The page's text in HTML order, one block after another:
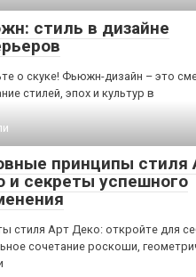
стиль в дизайне
о скуке! Фьюжн-дизайн – это
стилей, эпох и культур в
принципы стиля
и секреты успешного
стиля Арт Деко: откройте для
сочетание роскоши,